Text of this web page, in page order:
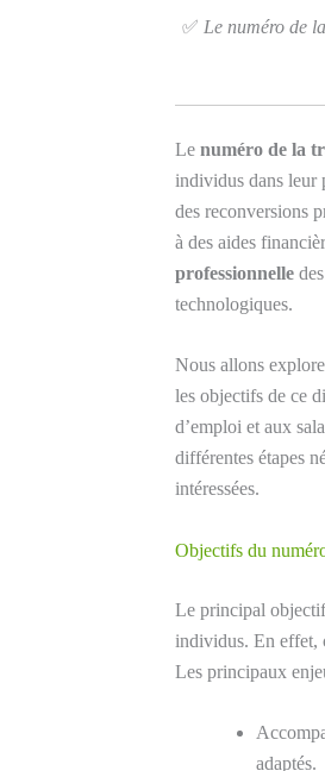
✅ Le numéro de
Le numéro de la
individus dans leur
des reconversions
à des aides
professionnelle
technologiques.
Nous allons
les objectifs de ce
d’emploi et aux
différentes étapes
intéressées.
Objectifs du
Le principal
individus. En effet,
Les principaux
adaptés.